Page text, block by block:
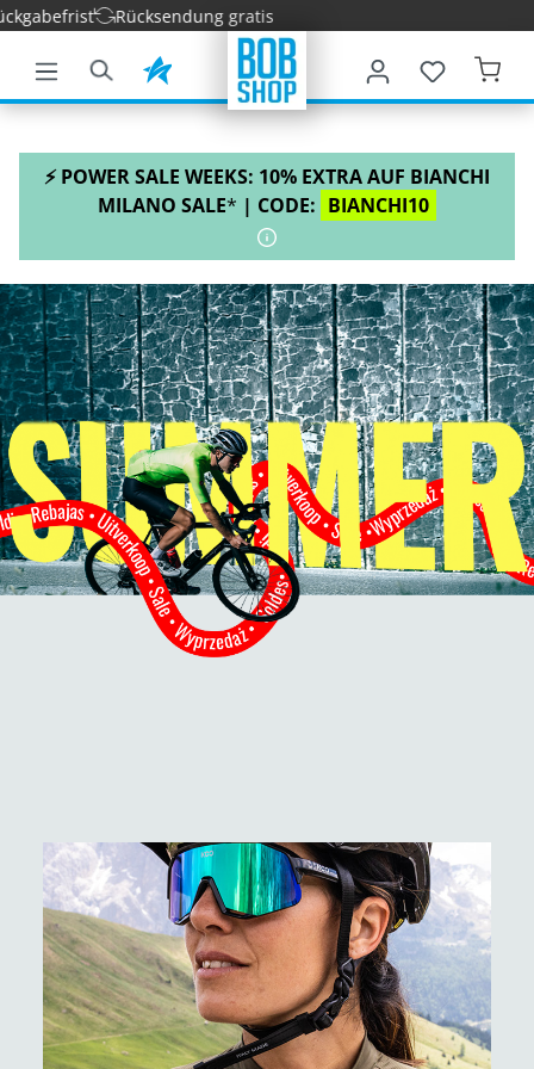
springen
Rücksendung gratis
⚡ POWER SALE WEEKS: 10% EXTRA AUF BIANCHI
MILANO SALE* | CODE: BIANCHI10